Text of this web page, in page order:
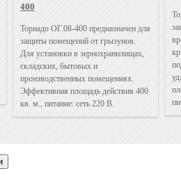
400
Торнадо ОГ.08-400 предназначен для
защиты помещений от грызунов.
Для установки в зернохранилищах,
складских, бытовых и
производственных помещениях.
Эффективная площадь действия 400
кв. м., питание: сеть 220 В.